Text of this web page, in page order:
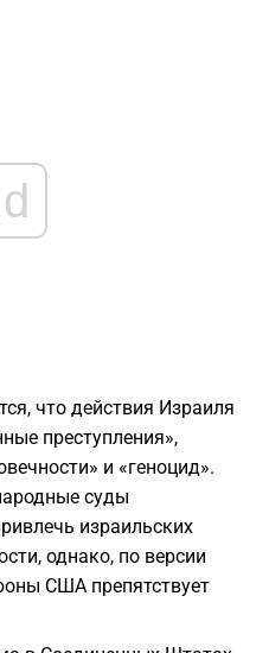
что действия Израиля
преступления»,
и «геноцид».
суды
израильских
однако, по версии
США препятствует